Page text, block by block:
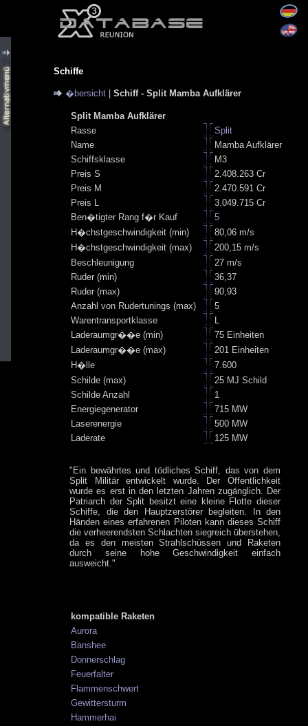
Schiffe
�bersicht Schiff - Split Mamba Aufklärer
Split Mamba Aufklärer
Rasse
Split
Name
Mamba Aufklärer
Schiffsklasse
M3
Preis S
2.408.263 Cr
Preis M
2.470.591 Cr
Preis L
3.049.715 Cr
Ben�tigter Rang f�r Kauf
5
H�chstgeschwindigkeit (min)
80,06 m/s
H�chstgeschwindigkeit (max)
200,15 m/s
Beschleunigung
27 m/s
Ruder (min)
36,37
Ruder (max)
90,93
Anzahl von Rudertunings (max)
5
Warentransportklasse
L
Laderaumgr��e (min)
75 Einheiten
Laderaumgr��e (max)
201 Einheiten
H�lle
7.600
Schilde (max)
25 MJ Schild
Schilde Anzahl
1
Energiegenerator
715 MW
Laserenergie
500 MW
Laderate
125 MW
"Ein bewährtes und tödliches Schiff, das von dem
Split Militär entwickelt wurde. Der Öffentlichkeit
wurde es erst in den letzten Jahren zugänglich. Der
Patriarch der Split besitzt eine kleine Flotte dieser
Schiffe, die den Hauptzerstörer begleiten. In den
Händen eines erfahrenen Piloten kann dieses Schiff
die verheerendsten Schlachten siegreich überstehen,
da es den meisten Strahlschüssen und Raketen
durch seine hohe Geschwindigkeit einfach
ausweicht."
kompatible Raketen
Aurora
Banshee
Donnerschlag
Feuerfalter
Flammenschwert
Gewittersturm
Hammerhai